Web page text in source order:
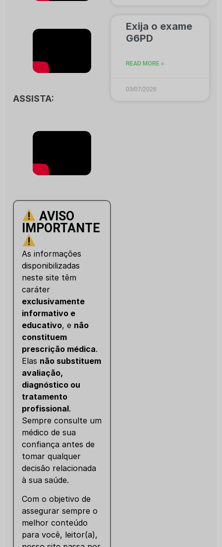
ASSISTA:
AVISO
IMPORTANTE
As informações
disponibilizadas
neste site têm
caráter
exclusivamente
informativo e
educativo, e não
constituem
prescrição médica.
Elas não substituem
avaliação,
diagnóstico ou
tratamento
profissional.
Sempre consulte um
médico de sua
confiança antes de
tomar qualquer
decisão relacionada
à sua saúde.
Com o objetivo de
assegurar sempre o
melhor conteúdo
para você, leitor(a),
Exija o exame
G6PD
READ MORE »
03/07/2026